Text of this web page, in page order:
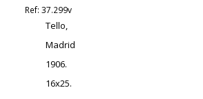
Ref: 37.299v
Tello,
Madrid
1906.
16x25.